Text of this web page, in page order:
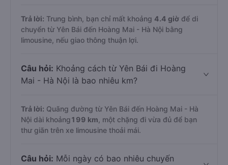
Trả lời: Trung bình, bạn chỉ mất khoảng 4.4 giờ để di
chuyển từ Yên Bái đến Hoàng Mai - Hà Nội bằng
limousine, nếu giao thông thuận lợi.
Câu hỏi: Khoảng cách từ Yên Bái đi Hoàng
Mai - Hà Nội là bao nhiêu km?
Trả lời: Quãng đường từ Yên Bái đến Hoàng Mai - Hà
Nội dài khoảng199 km , một chặng đi vừa đủ để bạn
thư giãn trên xe limousine thoải mái.
Câu hỏi: Mỗi ngày có bao nhiêu chuyến